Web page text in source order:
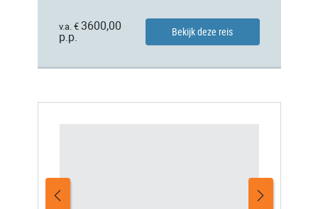
v.a. € 3600,00
p.p.
Bekijk deze reis